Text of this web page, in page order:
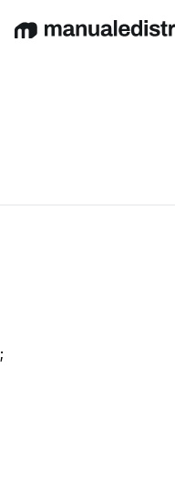
EnglishDeutschEspañol
;